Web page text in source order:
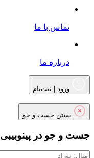
تماس با ما
درباره ما
ورود | ثبت‌نام
بستن جست و جو
جست و جو در پینوبیبی